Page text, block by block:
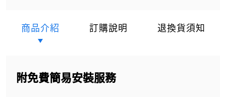
商品介紹 訂購說明 退換貨須知
附免費簡易安裝服務